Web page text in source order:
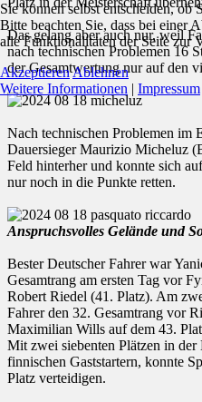
Das gelang aber auch nur, weil
nach technischen Problemen 16
der Gesamtwertung nur auf den
Nach technischen Problemen im
Dauersieger Maurizio Micheluz
Feld hinterher und konnte sich
nur noch in die Punkte retten.
Anspruchsvolles Gelände und
Bester Deutscher Fahrer war
Gesamtrang am ersten Tag vor
Robert Riedel (41. Platz). Am
Fahrer den 32. Gesamtrang vor
Maximilian Wills auf dem 43.
Mit zwei siebenten Plätzen in der
finnischen Gaststartern, konnte
Platz verteidigen.
Sie können selbst entscheiden, ob
Bitte beachten Sie, dass bei einer
alle Funktionalitäten der Seite zur
Akzeptieren Ablehnen
Weitere Informationen | Impressum